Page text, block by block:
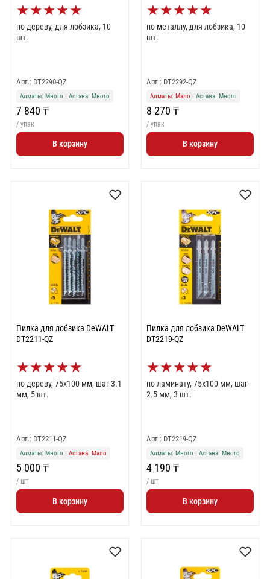
★★★★★
по дереву, для лобзика, 10
шт.
Арт.: DT2290-QZ
Алматы: Много | Астана: Много
7 840 ₸
/ упак
В корзину
★★★★★
по металлу, для лобзика, 10
шт.
Арт.: DT2292-QZ
Алматы: Мало | Астана: Много
8 270 ₸
/ упак
В корзину
Пилка для лобзика DeWALT
DT2211-QZ
★★★★★
по дереву, 75x100 мм, шаг 3.1
мм, 5 шт.
Арт.: DT2211-QZ
Алматы: Много Астана: Мало
5 000 ₸
/ шт
В корзину
Пилка для лобзика DeWALT
DT2219-QZ
★★★★★
по ламинату, 75x100 мм, шаг
2.5 мм, 3 шт.
Арт.: DT2219-QZ
Алматы: Много Астана: Много
4 190 ₸
/ шт
В корзину